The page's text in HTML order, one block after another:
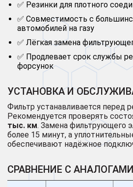
✅ Резинки для плотного
✅ Совместимость с
автомобилей на газу
✅ Лёгкая замена
✅ Продлевает срок службы
форсунок
УСТАНОВКА И
Фильтр устанавливается перед
Рекомендуется проверять
тыс. км. Замена фильтрующего
более 15 минут, а
обеспечивают надёжное
СРАВНЕНИЕ С АНАЛОГАМИ